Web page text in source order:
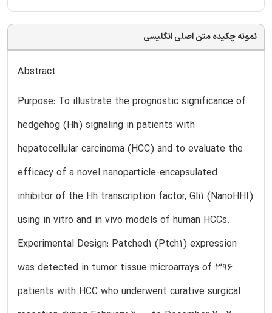
نمونه چکیده متن اصلی انگلیسی
Abstract
Purpose: To illustrate the prognostic significance of
hedgehog (Hh) signaling in patients with
hepatocellular carcinoma (HCC) and to evaluate the
efficacy of a novel nanoparticle-encapsulated
inhibitor of the Hh transcription factor, Gli1 (NanoHHI)
using in vitro and in vivo models of human HCCs.
Experimental Design: Patched1 (Ptch1) expression
was detected in tumor tissue microarrays of 396
patients with HCC who underwent curative surgical